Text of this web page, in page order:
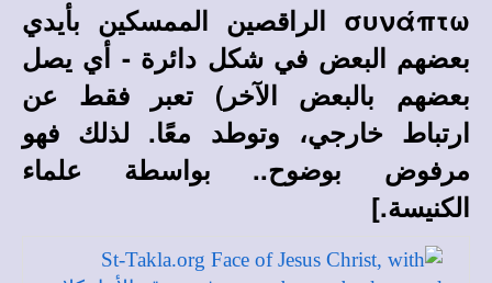
συνάπτω الراقصين الممسكين بأيدي
بعضهم البعض في شكل دائرة - أي يصل
بعضهم بالبعض الآخر) تعبر فقط عن
ارتباط خارجي، وتوطد معًا. لذلك فهو
مرفوض بوضوح.. بواسطة علماء
الكنيسة.]